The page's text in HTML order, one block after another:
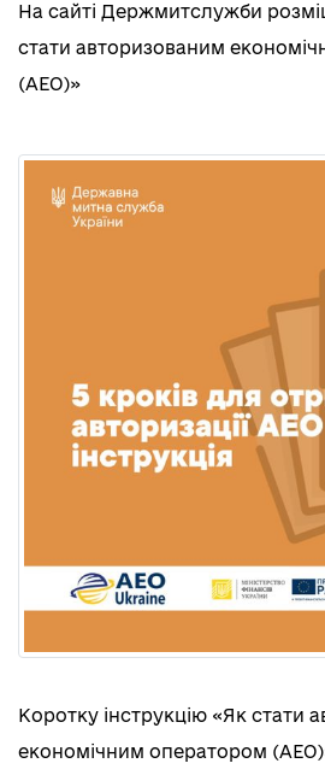
На сайті Держмитслужби
стати авторизованим
(АЕО)»
Коротку інструкцію «Як стати
економічним оператором